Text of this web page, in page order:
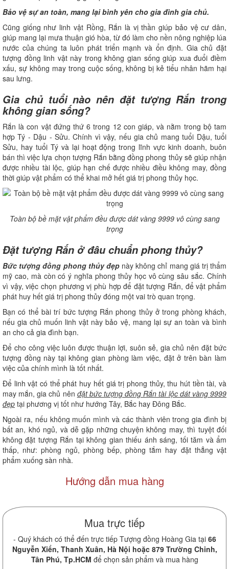
Bảo vệ sự an toàn, mang lại bình yên cho gia đình gia chủ.
Cũng giống như linh vật Rồng, Rắn là vị thần giúp bảo vệ cư dân,
giúp mang lại mưa thuận gió hòa, từ đó làm cho nền nông nghiệp lúa
nước của chúng ta luôn phát triển mạnh và ổn định. Gia chủ đặt
tượng đồng linh vật này trong không gian sống giúp xua đuổi điềm
xấu, sự không may trong cuộc sống, không bị kẻ tiểu nhân hãm hại
sau lưng.
Gia chủ tuổi nào nên đặt tượng Rắn trong
không gian sống?
Rắn là con vật đứng thứ 6 trong 12 con giáp, và nằm trong bộ tam
hợp Tý - Dậu - Sửu. Chính vì vậy, nếu gia chủ mang tuổi Dậu, tuổi
Sửu, hay tuổi Tý và lại hoạt động trong lĩnh vực kinh doanh, buôn
bán thì việc lựa chọn tượng Rắn bằng đồng phong thủy sẽ giúp nhận
được nhiều tài lộc, giúp hạn chế được nhiều điều không may, đồng
thời giúp vật phẩm có thể khai mở hết giá trị phong thủy học.
Toàn bộ bề mặt vật phẩm đều được dát vàng 9999 vô cùng sang
trọng
Đặt tượng Rắn ở đâu chuẩn phong thủy?
Bức tượng đồng phong thủy đẹpnày không chỉ mang giá trị thẩm
mỹ cao, mà còn có ý nghĩa phong thủy học vô cùng sâu sắc. Chính
vì vậy, việc chọn phương vị phù hợp để đặt tượng Rắn, để vật phẩm
phát huy hết giá trị phong thủy đóng một vai trò quan trọng.
Bạn có thể bài trí bức tượng Rắn phong thủy ở trong phòng khách,
nếu gia chủ muốn linh vật này bảo vệ, mang lại sự an toàn và bình
an cho cả gia đình bạn.
Để cho công việc luôn được thuận lợi, suôn sẻ, gia chủ nên đặt bức
tượng đồng này tại không gian phòng làm việc, đặt ở trên bàn làm
việc của chính mình là tốt nhất.
Để linh vật có thể phát huy hết giá trị phong thủy, thu hút tiền tài, và
may mắn, gia chủ nên đặt bức tượng đồng Rắn tài lộc dát vàng 9999
đẹp tại phương vị tốt như hướng Tây, Bắc hay Đông Bắc.
Ngoài ra, nếu không muốn mình và các thành viên trong gia đình bị
bất an, khó ngủ, và dễ gặp những chuyện không may, thì tuyệt đối
không đặt tượng Rắn tại không gian thiếu ánh sáng, tối tăm và ẩm
thấp, như: phòng ngủ, phòng bếp, phòng tắm hay đặt thẳng vật
phẩm xuống sàn nhà.
Hướng dẫn mua hàng
Mua trực tiếp
- Quý khách có thể đến trực tiếp Tượng đồng Hoàng Gia tại 66
Nguyễn Xiển, Thanh Xuân, Hà Nội hoặc 879 Trường Chinh,
Tân Phú, Tp.HCM để chọn sản phẩm và mua hàng